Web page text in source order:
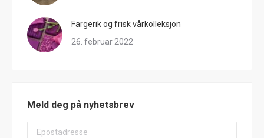
Fargerik og frisk vårkolleksjon
26. februar 2022
Meld deg på nyhetsbrev